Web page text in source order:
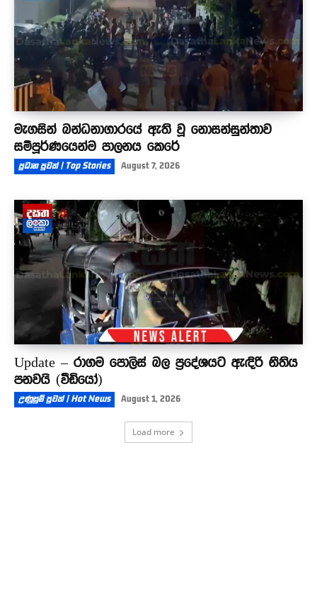
මැගසින් බන්ධනාගාරයේ ඇති වූ නොසන්සුන්තාව
සම්පූර්ණයෙන්ම පාලනය කෙරේ
ප්‍රධාන පුවත් | Top Stories August 7, 2026
Update – රාගම පොලිස් බල ප්‍රදේශයට ඇඳිරි නීතිය
පනවයි (වීඩියෝ)
උණුසුම් පුවත් | Hot News August 1, 2026
Load more